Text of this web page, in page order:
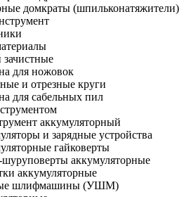
домкраты (шпильконатяжители)
для ножовок
и отрезные круги
для сабельных пил
аккумуляторный
и зарядные устройства
гайковерты
аккумуляторные
аккумуляторные
шлифмашины (УШМ)